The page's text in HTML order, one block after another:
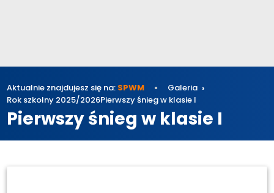
Aktualnie znajdujesz się na: SPWM
Galeria
Rok szkolny 2025/2026Pierwszy śnieg w klasie I
Pierwszy śnieg w klasie I